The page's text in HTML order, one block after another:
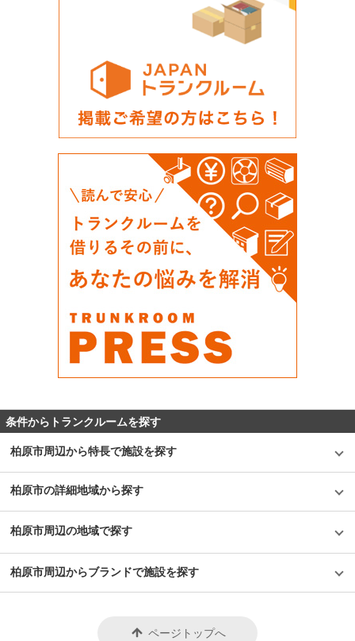
条件からトランクルームを探す
柏原市周辺から特長で施設を探す
柏原市の詳細地域から探す
柏原市周辺の地域で探す
柏原市周辺からブランドで施設を探す
ページトップへ